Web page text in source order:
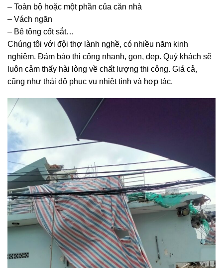
– Toàn bộ hoặc một phần của căn nhà
– Vách ngăn
– Bê tông cốt sắt…
Chúng tôi với đội thợ lành nghề, có nhiều năm kinh
nghiệm. Đảm bảo thi công nhanh, gọn, đẹp. Quý khách sẽ
luôn cảm thấy hài lòng về chất lượng thi công. Giá cả,
cũng như thái độ phục vụ nhiệt tình và hợp tác.